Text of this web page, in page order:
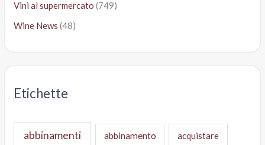
Vini al supermercato (749)
Wine News (48)
Etichette
abbinamenti abbinamento acquistare